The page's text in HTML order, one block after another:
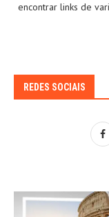
encontrar links de
REDES SOCIAIS